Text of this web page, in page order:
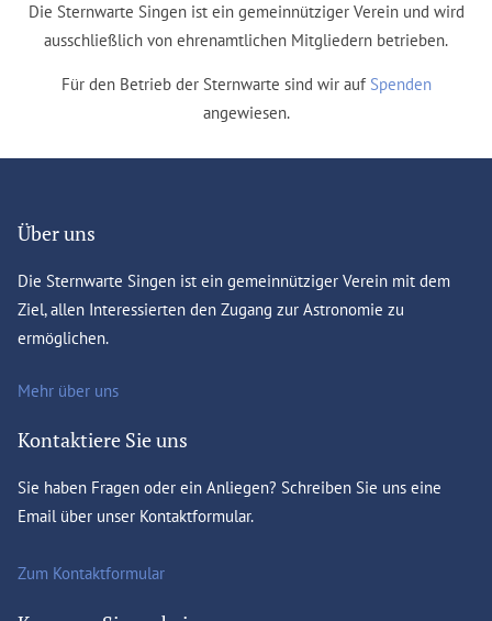
Die Sternwarte Singen ist ein gemeinnütziger Verein und wird
ausschließlich von ehrenamtlichen Mitgliedern betrieben.
Für den Betrieb der Sternwarte sind wir auf Spenden
angewiesen.
Über uns
Die Sternwarte Singen ist ein gemeinnütziger Verein mit dem
Ziel, allen Interessierten den Zugang zur Astronomie zu
ermöglichen.
Mehr über uns
Kontaktiere Sie uns
Sie haben Fragen oder ein Anliegen? Schreiben Sie uns eine
Email über unser Kontaktformular.
Zum Kontaktformular